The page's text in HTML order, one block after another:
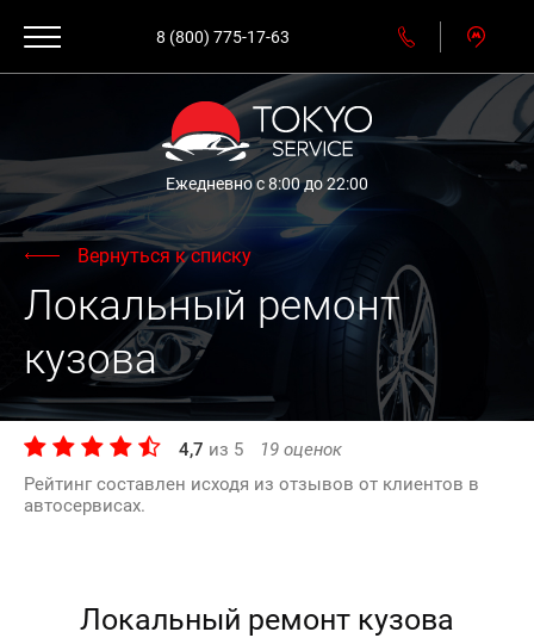
8 (800) 775-17-63
Ежедневно с 8:00 до 22:00
Вернуться к списку
Локальный ремонт
кузова
4,7 из 5 19 оценок
Рейтинг составлен исходя из отзывов от клиентов в
автосервисах.
Локальный ремонт кузова